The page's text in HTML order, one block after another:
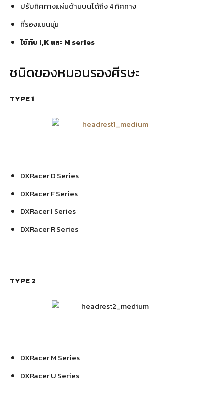
ปรับทิศทางแผ่นด้านบนได้ถึง 4 ทิศทาง
ที่รองแขนนุ่ม
ใช้กับ I,K และ M series
ชนิดของหมอนรองศีรษะ
TYPE 1
DXRacer D Series
DXRacer F Series
DXRacer I Series
DXRacer R Series
TYPE 2
DXRacer M Series
DXRacer U Series